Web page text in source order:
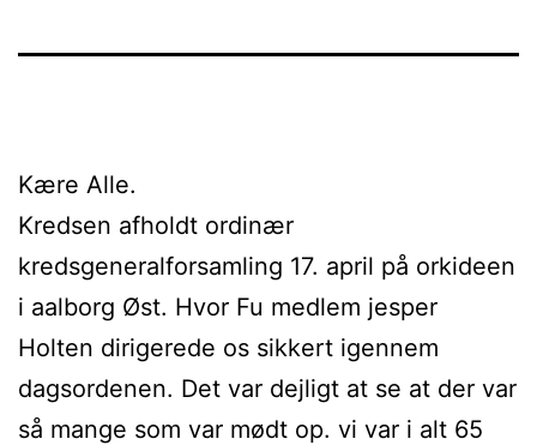
Kære Alle.
Kredsen afholdt ordinær
kredsgeneralforsamling 17. april på orkideen
i aalborg Øst. Hvor Fu medlem jesper
Holten dirigerede os sikkert igennem
dagsordenen. Det var dejligt at se at der var
så mange som var mødt op. vi var i alt 65